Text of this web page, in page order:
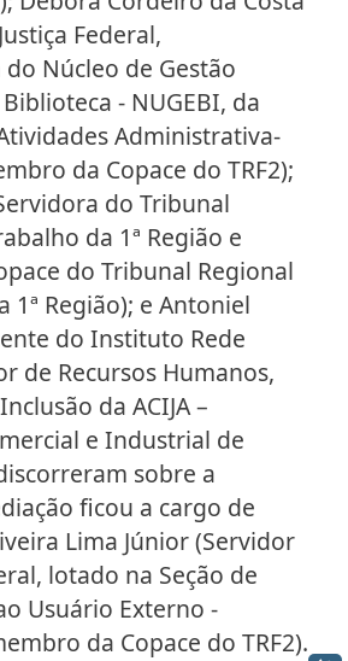
Federal,
Núcleo de Gestão
- NUGEBI, da
Administrativa-
da Copace do TRF2);
do Tribunal
da 1ª Região e
do Tribunal Regional
1ª Região); e Antoniel
do Instituto Rede
de Recursos Humanos,
da ACIJA –
e Industrial de
sobre a
ficou a cargo de
Lima Júnior (Servidor
lotado na Seção de
Usuário Externo -
da Copace do TRF2).